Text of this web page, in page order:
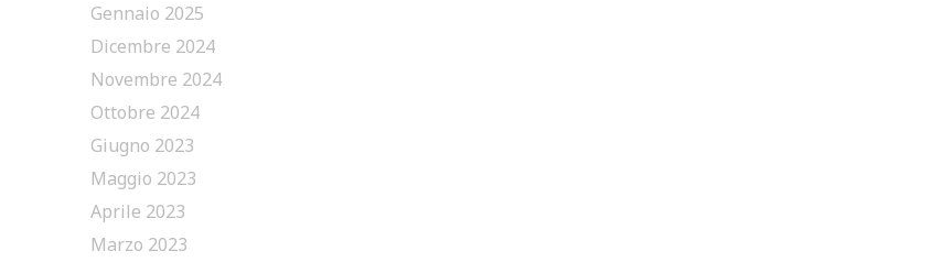
Gennaio 2025
Dicembre 2024
Novembre 2024
Ottobre 2024
Giugno 2023
Maggio 2023
Aprile 2023
Marzo 2023